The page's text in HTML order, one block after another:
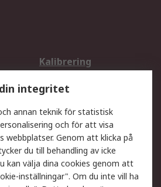
Kalibrering
Teknisk Support
Exportlösningar
Retur av varor
Spåra din order
integritet
annan teknik för statistisk
och för att visa
webbplatser. Genom att klicka på
du till behandling av icke
kan välja dina cookies genom att
inställningar". Om du inte vill ha